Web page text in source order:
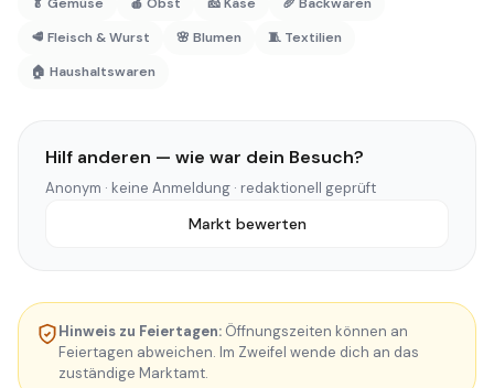
🥩 Fleisch & Wurst
🌸 Blumen
🧵 Textilien
🏠 Haushaltswaren
Hilf anderen — wie war dein Besuch?
Anonym · keine Anmeldung · redaktionell geprüft
Markt bewerten
Hinweis zu Feiertagen: Öffnungszeiten können an
Feiertagen abweichen. Im Zweifel wende dich an das
zuständige Marktamt.